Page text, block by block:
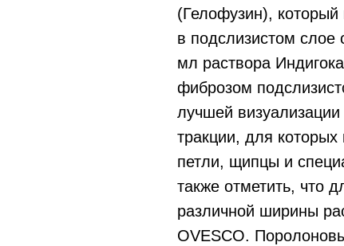
(Гелофузин), который
в подслизистом
мл раствора
фиброзом
лучшей
тракции, для
петли, щипцы и
также отметить, что
различной ширины
OVESCO.